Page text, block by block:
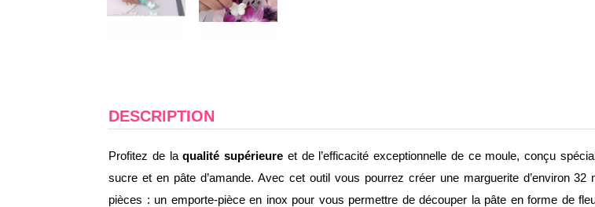
DESCRIPTION
Profitez de laqualité supérieure et de l’efficacité exceptionnelle de ce moule, conçu
sucre et en pâte d’amande. Avec cet outil vous pourrez créer une marguerite d’environ
pièces : un emporte-pièce en inox pour vous permettre de découper la pâte en forme de